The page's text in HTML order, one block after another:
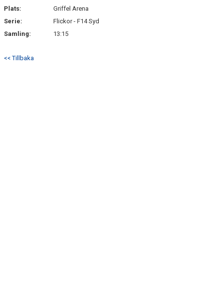
DOKUMENT
Plats:
Griffel Arena
Serie:
Flickor - F14 Syd
Samling:
13:15
<< Tillbaka